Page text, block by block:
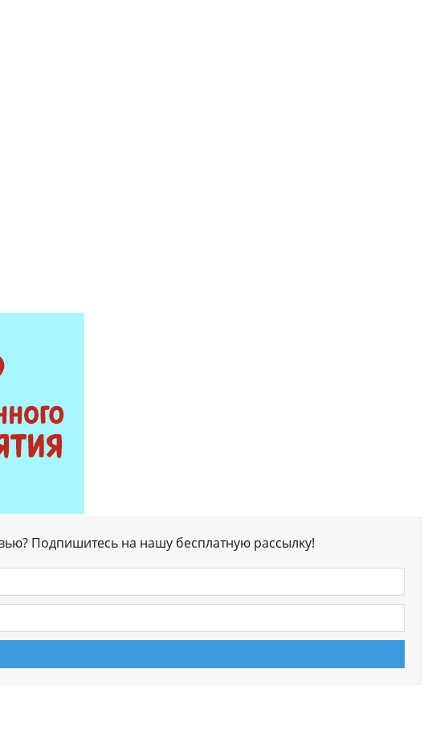
Подпишитесь на нашу бесплатную рассылку!